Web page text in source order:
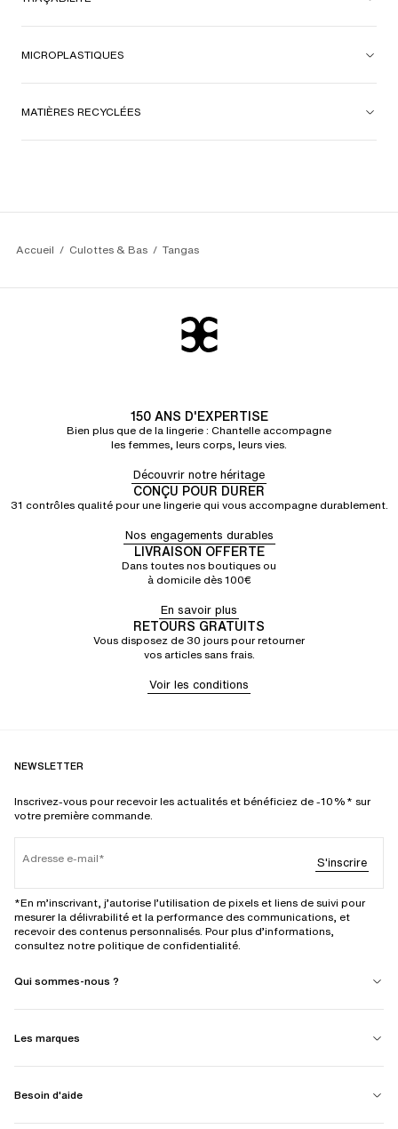
MICROPLASTIQUES
MATIÈRES RECYCLÉES
Accueil Culottes & Bas Tangas
150 ANS D'EXPERTISE
Bien plus que de la lingerie : Chantelle accompagne
les femmes, leurs corps, leurs vies.
Découvrir notre héritage
CONÇU POUR DURER
31 contrôles qualité pour une lingerie qui vous accompagne durablement.
Nos engagements durables
LIVRAISON OFFERTE
Dans toutes nos boutiques ou
à domicile dès 100€
En savoir plus
RETOURS GRATUITS
Vous disposez de 30 jours pour retourner
vos articles sans frais.
Voir les conditions
NEWSLETTER
Inscrivez-vous pour recevoir les actualités et bénéficiez de -10%* sur
votre première commande.
Adresse e-mail S'inscrire
*En m’inscrivant, j’autorise l’utilisation de pixels et liens de suivi pour
mesurer la délivrabilité et la performance des communications, et
recevoir des contenus personnalisés. Pour plus d’informations,
consultez notre politique de confidentialité.
Qui sommes-nous ?
Les marques
Besoin d'aide